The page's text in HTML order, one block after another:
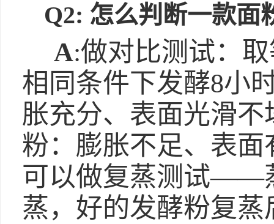
Q2: 怎么判断一款面
A:做对比测试：
相同条件下发酵8小
胀充分、表面光滑
粉：膨胀不足、表
可以做复蒸测试——
蒸，好的发酵粉复